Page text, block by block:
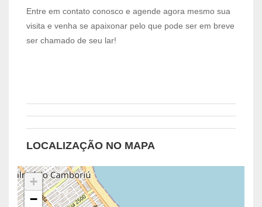
Entre em contato conosco e agende agora mesmo sua
visita e venha se apaixonar pelo que pode ser em breve
ser chamado de seu lar!
LOCALIZAÇÃO NO MAPA
+
−